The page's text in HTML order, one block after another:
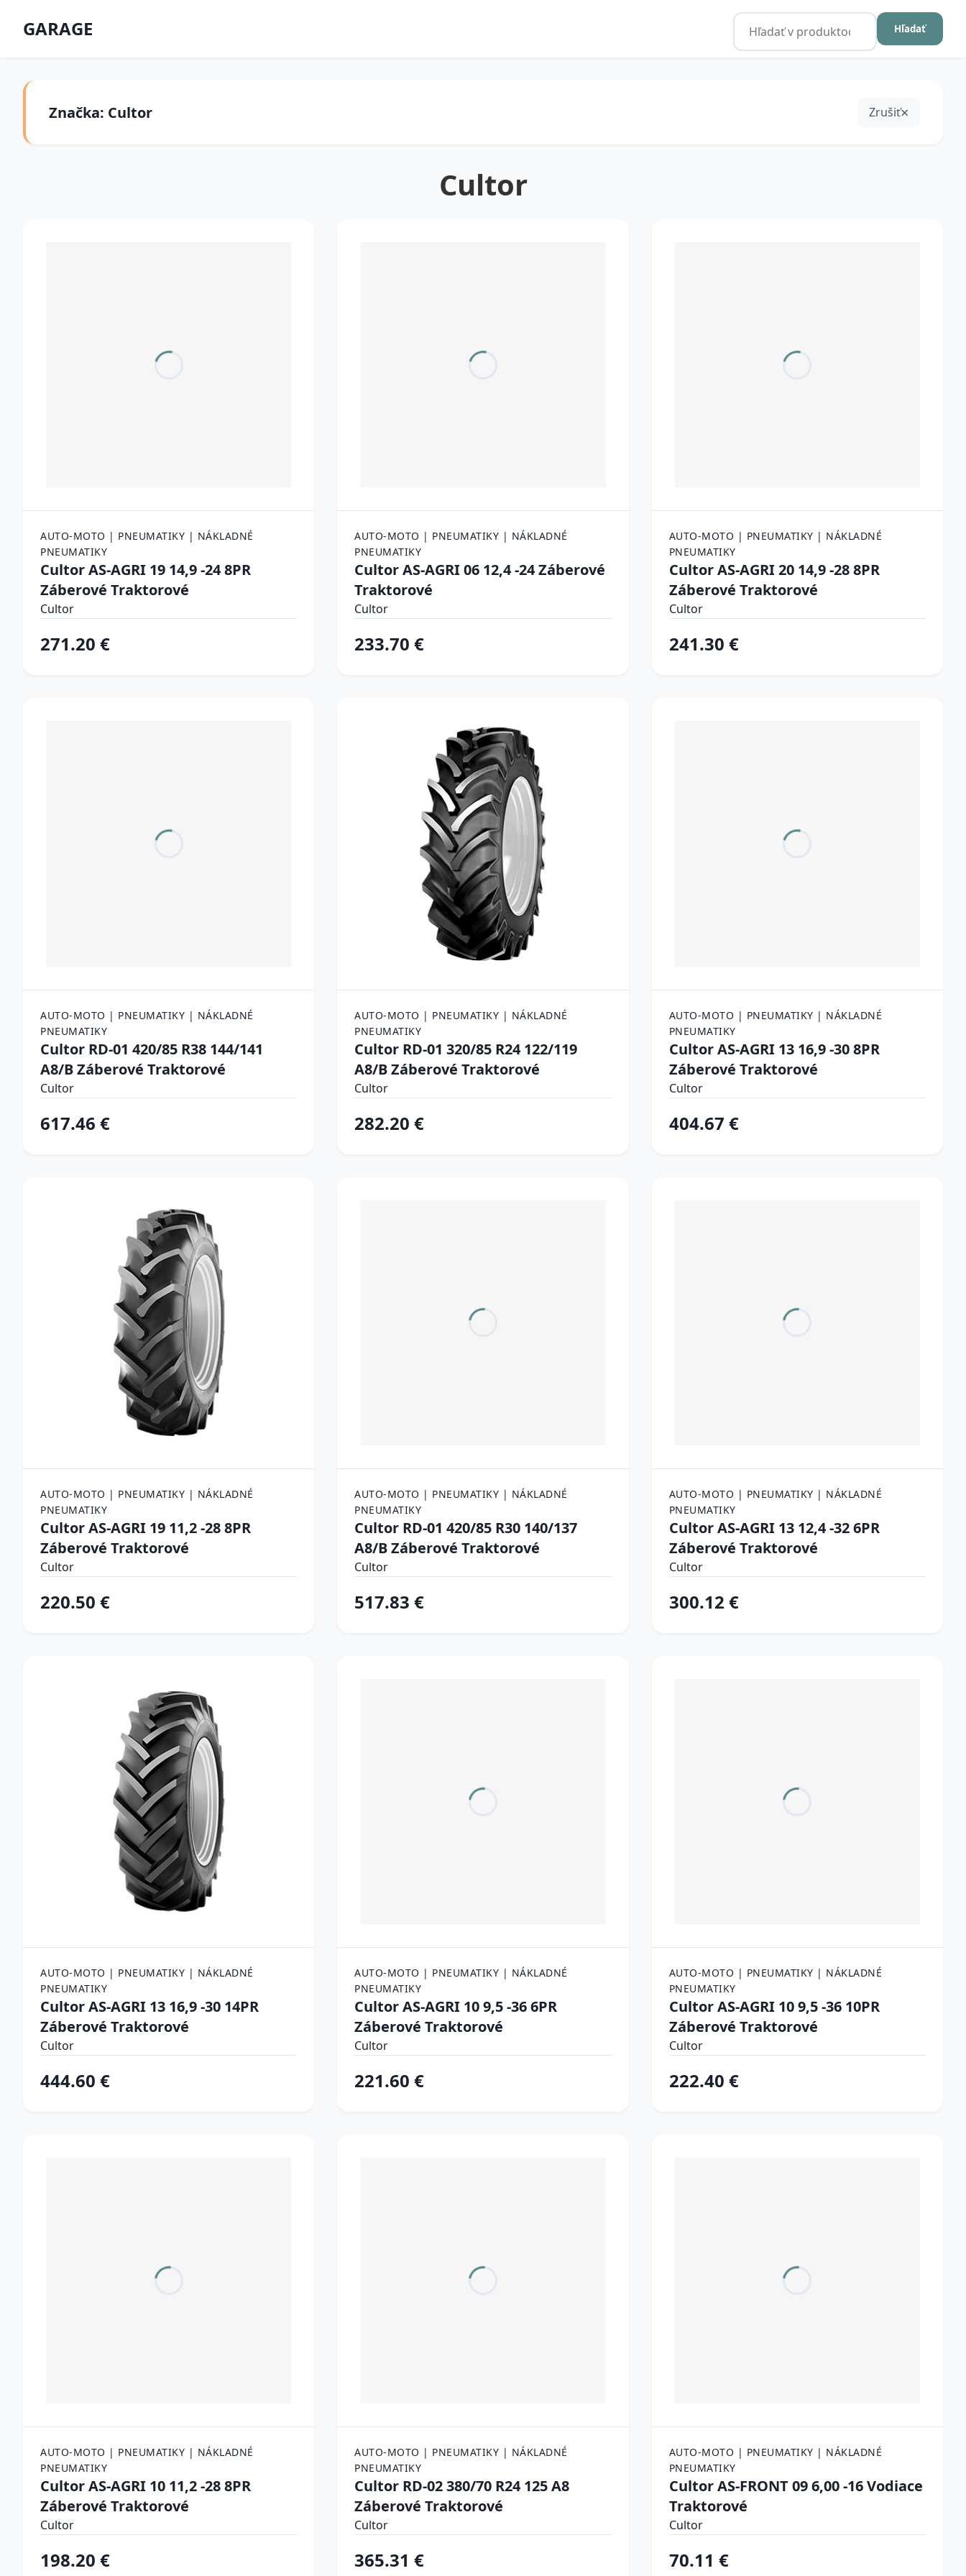
GARAGE Hľadať
Značka: Cultor Zrušiť
Cultor
AUTO-MOTO | PNEUMATIKY | NÁKLADNÉ
PNEUMATIKY
Cultor AS-AGRI 19 14,9 -24 8PR
Záberové Traktorové
Cultor
271.20 €
AUTO-MOTO | PNEUMATIKY | NÁKLADNÉ
PNEUMATIKY
Cultor AS-AGRI 06 12,4 -24 Záberové
Traktorové
Cultor
233.70 €
AUTO-MOTO | PNEUMATIKY | NÁKLADNÉ
PNEUMATIKY
Cultor AS-AGRI 20 14,9 -28 8PR
Záberové Traktorové
Cultor
241.30 €
AUTO-MOTO | PNEUMATIKY | NÁKLADNÉ
PNEUMATIKY
Cultor RD-01 420/85 R38 144/141
A8/B Záberové Traktorové
Cultor
617.46 €
AUTO-MOTO | PNEUMATIKY | NÁKLADNÉ
PNEUMATIKY
Cultor RD-01 320/85 R24 122/119
A8/B Záberové Traktorové
Cultor
282.20 €
AUTO-MOTO | PNEUMATIKY | NÁKLADNÉ
PNEUMATIKY
Cultor AS-AGRI 13 16,9 -30 8PR
Záberové Traktorové
Cultor
404.67 €
AUTO-MOTO | PNEUMATIKY | NÁKLADNÉ
PNEUMATIKY
Cultor AS-AGRI 19 11,2 -28 8PR
Záberové Traktorové
Cultor
220.50 €
AUTO-MOTO | PNEUMATIKY | NÁKLADNÉ
PNEUMATIKY
Cultor RD-01 420/85 R30 140/137
A8/B Záberové Traktorové
Cultor
517.83 €
AUTO-MOTO | PNEUMATIKY | NÁKLADNÉ
PNEUMATIKY
Cultor AS-AGRI 13 12,4 -32 6PR
Záberové Traktorové
Cultor
300.12 €
AUTO-MOTO | PNEUMATIKY | NÁKLADNÉ
PNEUMATIKY
Cultor AS-AGRI 13 16,9 -30 14PR
Záberové Traktorové
Cultor
444.60 €
AUTO-MOTO | PNEUMATIKY | NÁKLADNÉ
PNEUMATIKY
Cultor AS-AGRI 10 9,5 -36 6PR
Záberové Traktorové
Cultor
221.60 €
AUTO-MOTO | PNEUMATIKY | NÁKLADNÉ
PNEUMATIKY
Cultor AS-AGRI 10 9,5 -36 10PR
Záberové Traktorové
Cultor
222.40 €
AUTO-MOTO | PNEUMATIKY | NÁKLADNÉ
PNEUMATIKY
Cultor AS-AGRI 10 11,2 -28 8PR
Záberové Traktorové
Cultor
198.20 €
AUTO-MOTO | PNEUMATIKY | NÁKLADNÉ
PNEUMATIKY
Cultor RD-02 380/70 R24 125 A8
Záberové Traktorové
Cultor
365.31 €
AUTO-MOTO | PNEUMATIKY | NÁKLADNÉ
PNEUMATIKY
Cultor AS-FRONT 09 6,00 -16 Vodiace
Traktorové
Cultor
70.11 €